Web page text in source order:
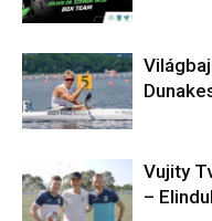
Vujity
–